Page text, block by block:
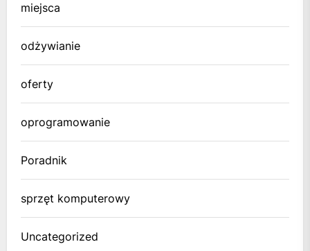
miejsca
odżywianie
oferty
oprogramowanie
Poradnik
sprzęt komputerowy
Uncategorized